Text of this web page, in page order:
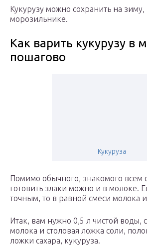
Кукурузу можно сохранить на
морозильнике.
Как варить кукурузу в
пошагово
Кукуруза
Помимо обычного, знакомого всем
готовить злаки можно и в молоке.
точным, то в равной смеси молока
Итак, вам нужно 0,5 л чистой воды,
молока и столовая ложка соли,
ложки сахара, кукуруза.